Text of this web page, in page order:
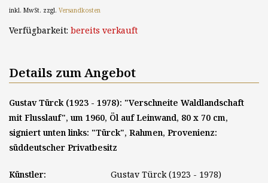
inkl. MwSt. zzgl. Versandkosten
Verfügbarkeit: bereits verkauft
Details zum Angebot
Gustav Türck (1923 - 1978): "Verschneite Waldlandschaft
mit Flusslauf", um 1960, Öl auf Leinwand, 80 x 70 cm,
signiert unten links: "Türck", Rahmen, Provenienz:
süddeutscher Privatbesitz
Künstler:
Gustav Türck (1923 - 1978)